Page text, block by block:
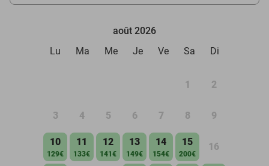
août 2026
Lu
Ma Me Je Ve Sa Di
1 2
3 4 5 6 7 8 9
10
129€
11
133€
12
141€
13
149€
14
154€
15
200€
16